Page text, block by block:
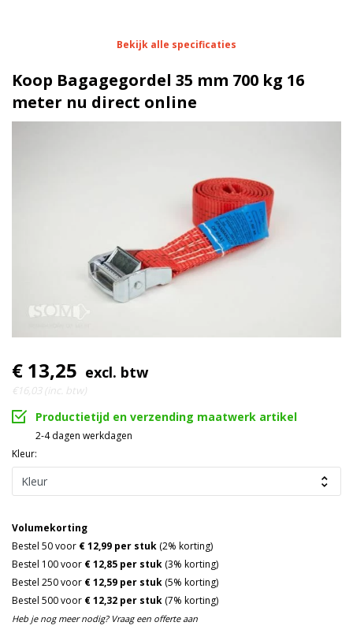
Eigenschappen Bagagegordel 35 mm 700 kg 16
Lengte 1 meter
Breedte 35 mm
verzinkt
Bekijk alle specificaties
Koop Bagagegordel 35 mm 700 kg 16
meter nu direct online
€ 13,25 excl. btw
€16,03 (inc. btw)
Productietijd en verzending maatwerk artikel
2-4 dagen werkdagen
Kleur:
Volumekorting
Bestel 50 voor € 12,99 per stuk (2% korting)
Bestel 100 voor € 12,85 per stuk (3% korting)
Bestel 250 voor € 12,59 per stuk (5% korting)
Bestel 500 voor € 12,32 per stuk (7% korting)
Heb je nog meer nodig? Vraag een offerte aan